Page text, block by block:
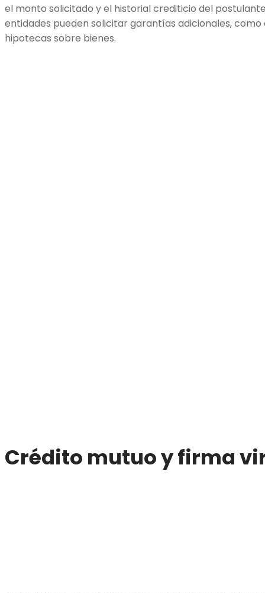
el monto solicitado y el historial crediticio del
entidades pueden solicitar garantías adicionales,
hipotecas sobre bienes.
Crédito mutuo y firma